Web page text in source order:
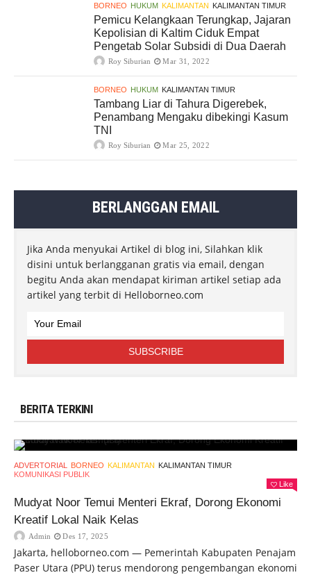
BORNEO HUKUM KALIMANTAN KALIMANTAN TIMUR
Pemicu Kelangkaan Terungkap, Jajaran
Kepolisian di Kaltim Ciduk Empat
Pengetab Solar Subsidi di Dua Daerah
Roy Siburian Mar 31, 2022
BORNEO HUKUM KALIMANTAN TIMUR
Tambang Liar di Tahura Digerebek,
Penambang Mengaku dibekingi Kasum
TNI
Roy Siburian Mar 25, 2022
BERLANGGAN EMAIL
Jika Anda menyukai Artikel di blog ini, Silahkan klik
disini untuk berlangganan gratis via email, dengan
begitu Anda akan mendapat kiriman artikel setiap ada
artikel yang terbit di Helloborneo.com
BERITA TERKINI
ADVERTORIAL BORNEO KALIMANTAN KALIMANTAN TIMUR
KOMUNIKASI PUBLIK
Like
Mudyat Noor Temui Menteri Ekraf, Dorong Ekonomi
Kreatif Lokal Naik Kelas
Admin Des 17, 2025
Jakarta, helloborneo.com — Pemerintah Kabupaten Penajam
Paser Utara (PPU) terus mendorong pengembangan ekonomi